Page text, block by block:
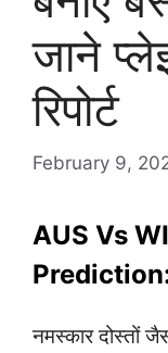
जाने
रिपोर्ट
February 9,
AUS Vs
नमस्कार दोस्तों